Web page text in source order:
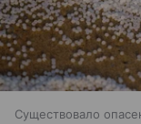
Существовало